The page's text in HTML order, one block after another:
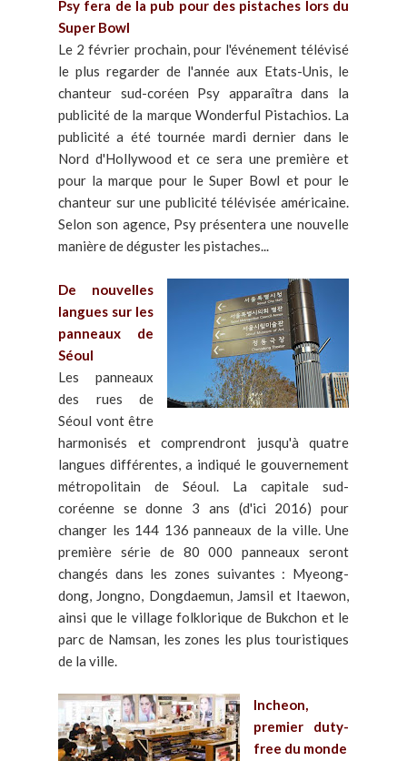
Psy fera de la pub pour des pistaches lors du
Super Bowl
Le 2 février prochain, pour l'événement télévisé
le plus regarder de l'année aux Etats-Unis, le
chanteur sud-coréen Psy apparaîtra dans la
publicité de la marque Wonderful Pistachios. La
publicité a été tournée mardi dernier dans le
Nord d'Hollywood et ce sera une première et
pour la marque pour le Super Bowl et pour le
chanteur sur une publicité télévisée américaine.
Selon son agence, Psy présentera une nouvelle
manière de déguster les pistaches...
De nouvelles
langues sur les
panneaux de
Séoul
Les panneaux
des rues de
Séoul vont être
harmonisés et comprendront jusqu'à quatre
langues différentes, a indiqué le gouvernement
métropolitain de Séoul. La capitale sud-
coréenne se donne 3 ans (d'ici 2016) pour
changer les 144 136 panneaux de la ville. Une
première série de 80 000 panneaux seront
changés dans les zones suivantes : Myeong-
dong, Jongno, Dongdaemun, Jamsil et Itaewon,
ainsi que le village folklorique de Bukchon et le
parc de Namsan, les zones les plus touristiques
de la ville.
Incheon,
premier duty-
free du monde